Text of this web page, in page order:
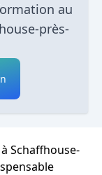
au
près-
à Schaffhouse-